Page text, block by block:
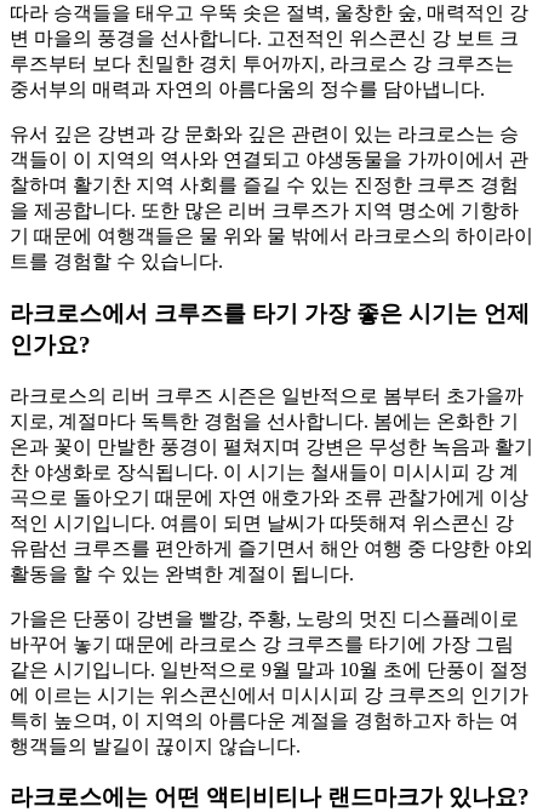
따라 승객들을 태우고 우뚝 솟은 절벽, 울창한 숲, 매력적인 강
변 마을의 풍경을 선사합니다. 고전적인 위스콘신 강 보트 크
루즈부터 보다 친밀한 경치 투어까지, 라크로스 강 크루즈는
중서부의 매력과 자연의 아름다움의 정수를 담아냅니다.
유서 깊은 강변과 강 문화와 깊은 관련이 있는 라크로스는 승
객들이 이 지역의 역사와 연결되고 야생동물을 가까이에서 관
찰하며 활기찬 지역 사회를 즐길 수 있는 진정한 크루즈 경험
을 제공합니다. 또한 많은 리버 크루즈가 지역 명소에 기항하
기 때문에 여행객들은 물 위와 물 밖에서 라크로스의 하이라이
트를 경험할 수 있습니다.
라크로스에서 크루즈를 타기 가장 좋은 시기는 언제
인가요?
라크로스의 리버 크루즈 시즌은 일반적으로 봄부터 초가을까
지로, 계절마다 독특한 경험을 선사합니다. 봄에는 온화한 기
온과 꽃이 만발한 풍경이 펼쳐지며 강변은 무성한 녹음과 활기
찬 야생화로 장식됩니다. 이 시기는 철새들이 미시시피 강 계
곡으로 돌아오기 때문에 자연 애호가와 조류 관찰가에게 이상
적인 시기입니다. 여름이 되면 날씨가 따뜻해져 위스콘신 강
유람선 크루즈를 편안하게 즐기면서 해안 여행 중 다양한 야외
활동을 할 수 있는 완벽한 계절이 됩니다.
가을은 단풍이 강변을 빨강, 주황, 노랑의 멋진 디스플레이로
바꾸어 놓기 때문에 라크로스 강 크루즈를 타기에 가장 그림
같은 시기입니다. 일반적으로 9월 말과 10월 초에 단풍이 절정
에 이르는 시기는 위스콘신에서 미시시피 강 크루즈의 인기가
특히 높으며, 이 지역의 아름다운 계절을 경험하고자 하는 여
행객들의 발길이 끊이지 않습니다.
라크로스에는 어떤 액티비티나 랜드마크가 있나요?